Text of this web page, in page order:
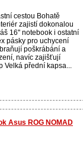
cestou Bohatě
zajistí dokonalou
16'' notebook i ostatní
pásky pro uchycení
poškrábání a
navíc zajišťují
Velká přední kapsa...
Asus ROG NOMAD